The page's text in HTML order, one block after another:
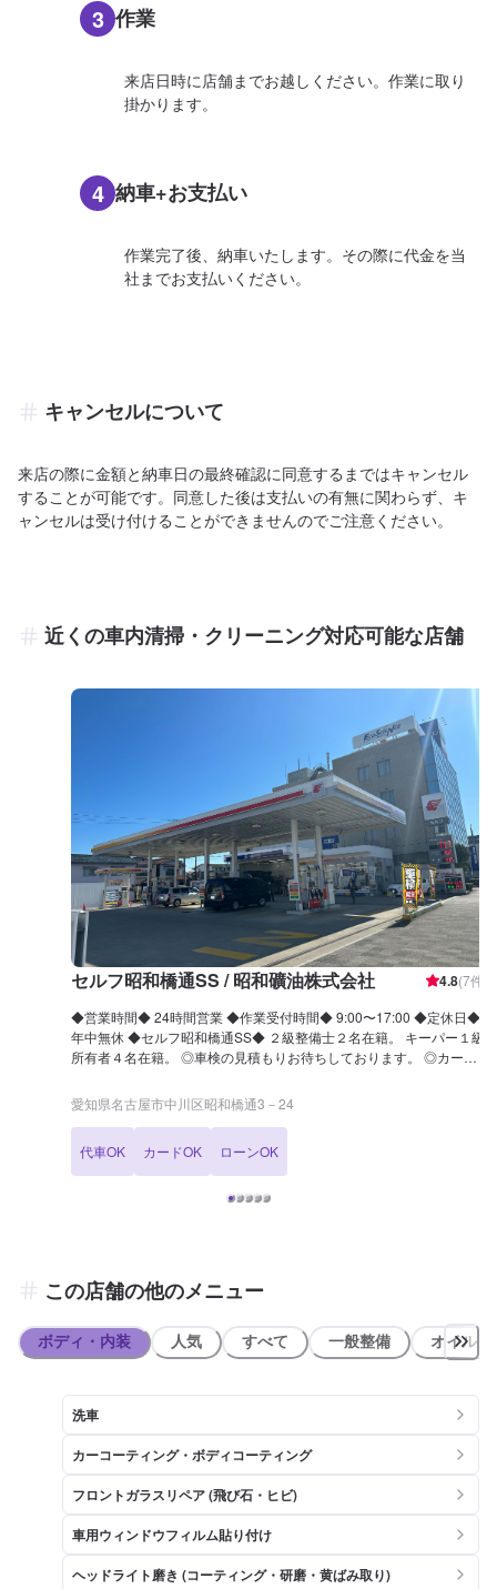
3 作業
来店日時に店舗までお越しください。作業に取り
掛かります。
4 納車+お支払い
作業完了後、納車いたします。その際に代金を当
社までお支払いください。
キャンセルについて
来店の際に金額と納車日の最終確認に同意するまではキャンセル
することが可能です。同意した後は支払いの有無に関わらず、キ
ャンセルは受け付けることができませんのでご注意ください。
近くの車内清掃・クリーニング対応可能な店舗
セルフ昭和橋通SS / 昭和礦油株式会社 4.8(7件)
◆営業時間◆ 24時間営業 ◆作業受付時間◆ 9:00〜17:00 ◆定休日◆
年中無休 ◆セルフ昭和橋通SS◆ ２級整備士２名在籍。 キーパー１級
所有者４名在籍。 ◎車検の見積もりお待ちしております。 ◎カーコ
任せください！ ◆アクセス◆ 当店は国道1号線沿いにございます。 ま
た、昭和橋通3交差点の近く「エネオス オブリステーション昭和橋
愛知県名古屋市中川区昭和橋通3－24
代車OK カードOK ローンOK
この店舗の他のメニュー
ボディ・内装 人気 すべて 一般整備 オイル類
洗車
カーコーティング・ボディコーティング
フロントガラスリペア (飛び石・ヒビ)
車用ウィンドウフィルム貼り付け
ヘッドライト磨き (コーティング・研磨・黄ばみ取り)